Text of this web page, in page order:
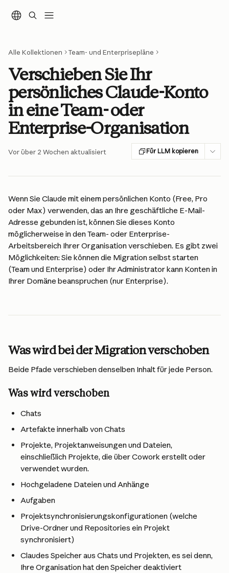
Alle Kollektionen Team- und Enterprisepläne
Verschieben Sie Ihr
persönliches Claude-Konto
in eine Team- oder
Enterprise-Organisation
Vor über 2 Wochen aktualisiert Für LLM kopieren
Wenn Sie Claude mit einem persönlichen Konto (Free, Pro
oder Max) verwenden, das an Ihre geschäftliche E-Mail-
Adresse gebunden ist, können Sie dieses Konto
möglicherweise in den Team- oder Enterprise-
Arbeitsbereich Ihrer Organisation verschieben. Es gibt zwei
Möglichkeiten: Sie können die Migration selbst starten
(Team und Enterprise) oder Ihr Administrator kann Konten in
Ihrer Domäne beanspruchen (nur Enterprise).
Was wird bei der Migration verschoben
Beide Pfade verschieben denselben Inhalt für jede Person.
Was wird verschoben
Chats
Artefakte innerhalb von Chats
Projekte, Projektanweisungen und Dateien,
einschließlich Projekte, die über Cowork erstellt oder
verwendet wurden.
Hochgeladene Dateien und Anhänge
Aufgaben
Projektsynchronisierungskonfigurationen (welche
Drive-Ordner und Repositories ein Projekt
synchronisiert)
Claudes Speicher aus Chats und Projekten, es sei denn,
Ihre Organisation hat den Speicher deaktiviert